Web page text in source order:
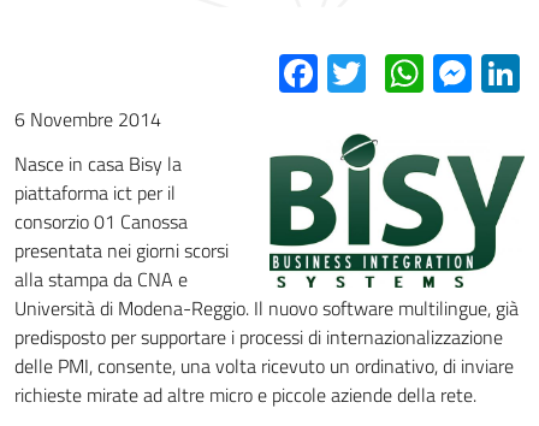
Facebook
Twitter
6 Novembre 2014
Nasce in casa Bisy la
piattaforma ict per il
consorzio 01 Canossa
presentata nei giorni scorsi
alla stampa da CNA e
Università di Modena-Reggio. Il nuovo software multilingue, già
predisposto per supportare i processi di internazionalizzazione
delle PMI, consente, una volta ricevuto un ordinativo, di inviare
richieste mirate ad altre micro e piccole aziende della rete.